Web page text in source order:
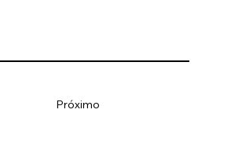
Próximo